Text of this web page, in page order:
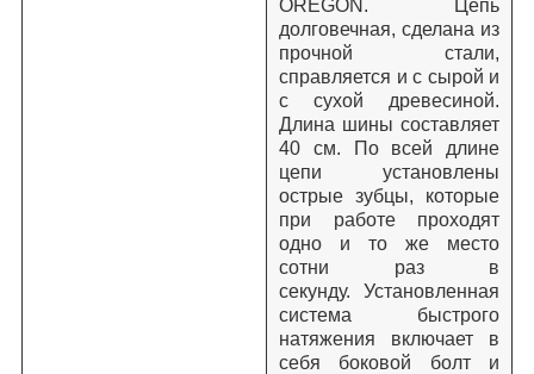
OREGON. Цепь
долговечная, сделана из
прочной стали,
справляется и с сырой и
с сухой древесиной.
Длина шины составляет
40 см. По всей длине
цепи установлены
острые зубцы, которые
при работе проходят
одно и то же место
сотни раз в
секунду. Установленная
система быстрого
натяжения включает в
себя боковой болт и